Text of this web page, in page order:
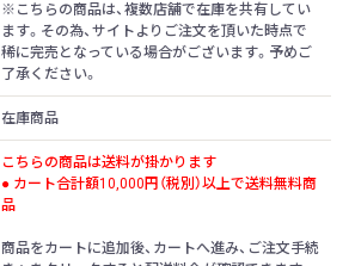
※こちらの商品は、複数店舗で在庫を共有してい
ます。その為、サイトよりご注文を頂いた時点で
稀に完売となっている場合がございます。予めご
了承ください。
在庫商品
こちらの商品は送料が掛かります
● カート合計額10,000円（税別）以上で送料無料商
品
商品をカートに追加後、カートへ進み、ご注文手続